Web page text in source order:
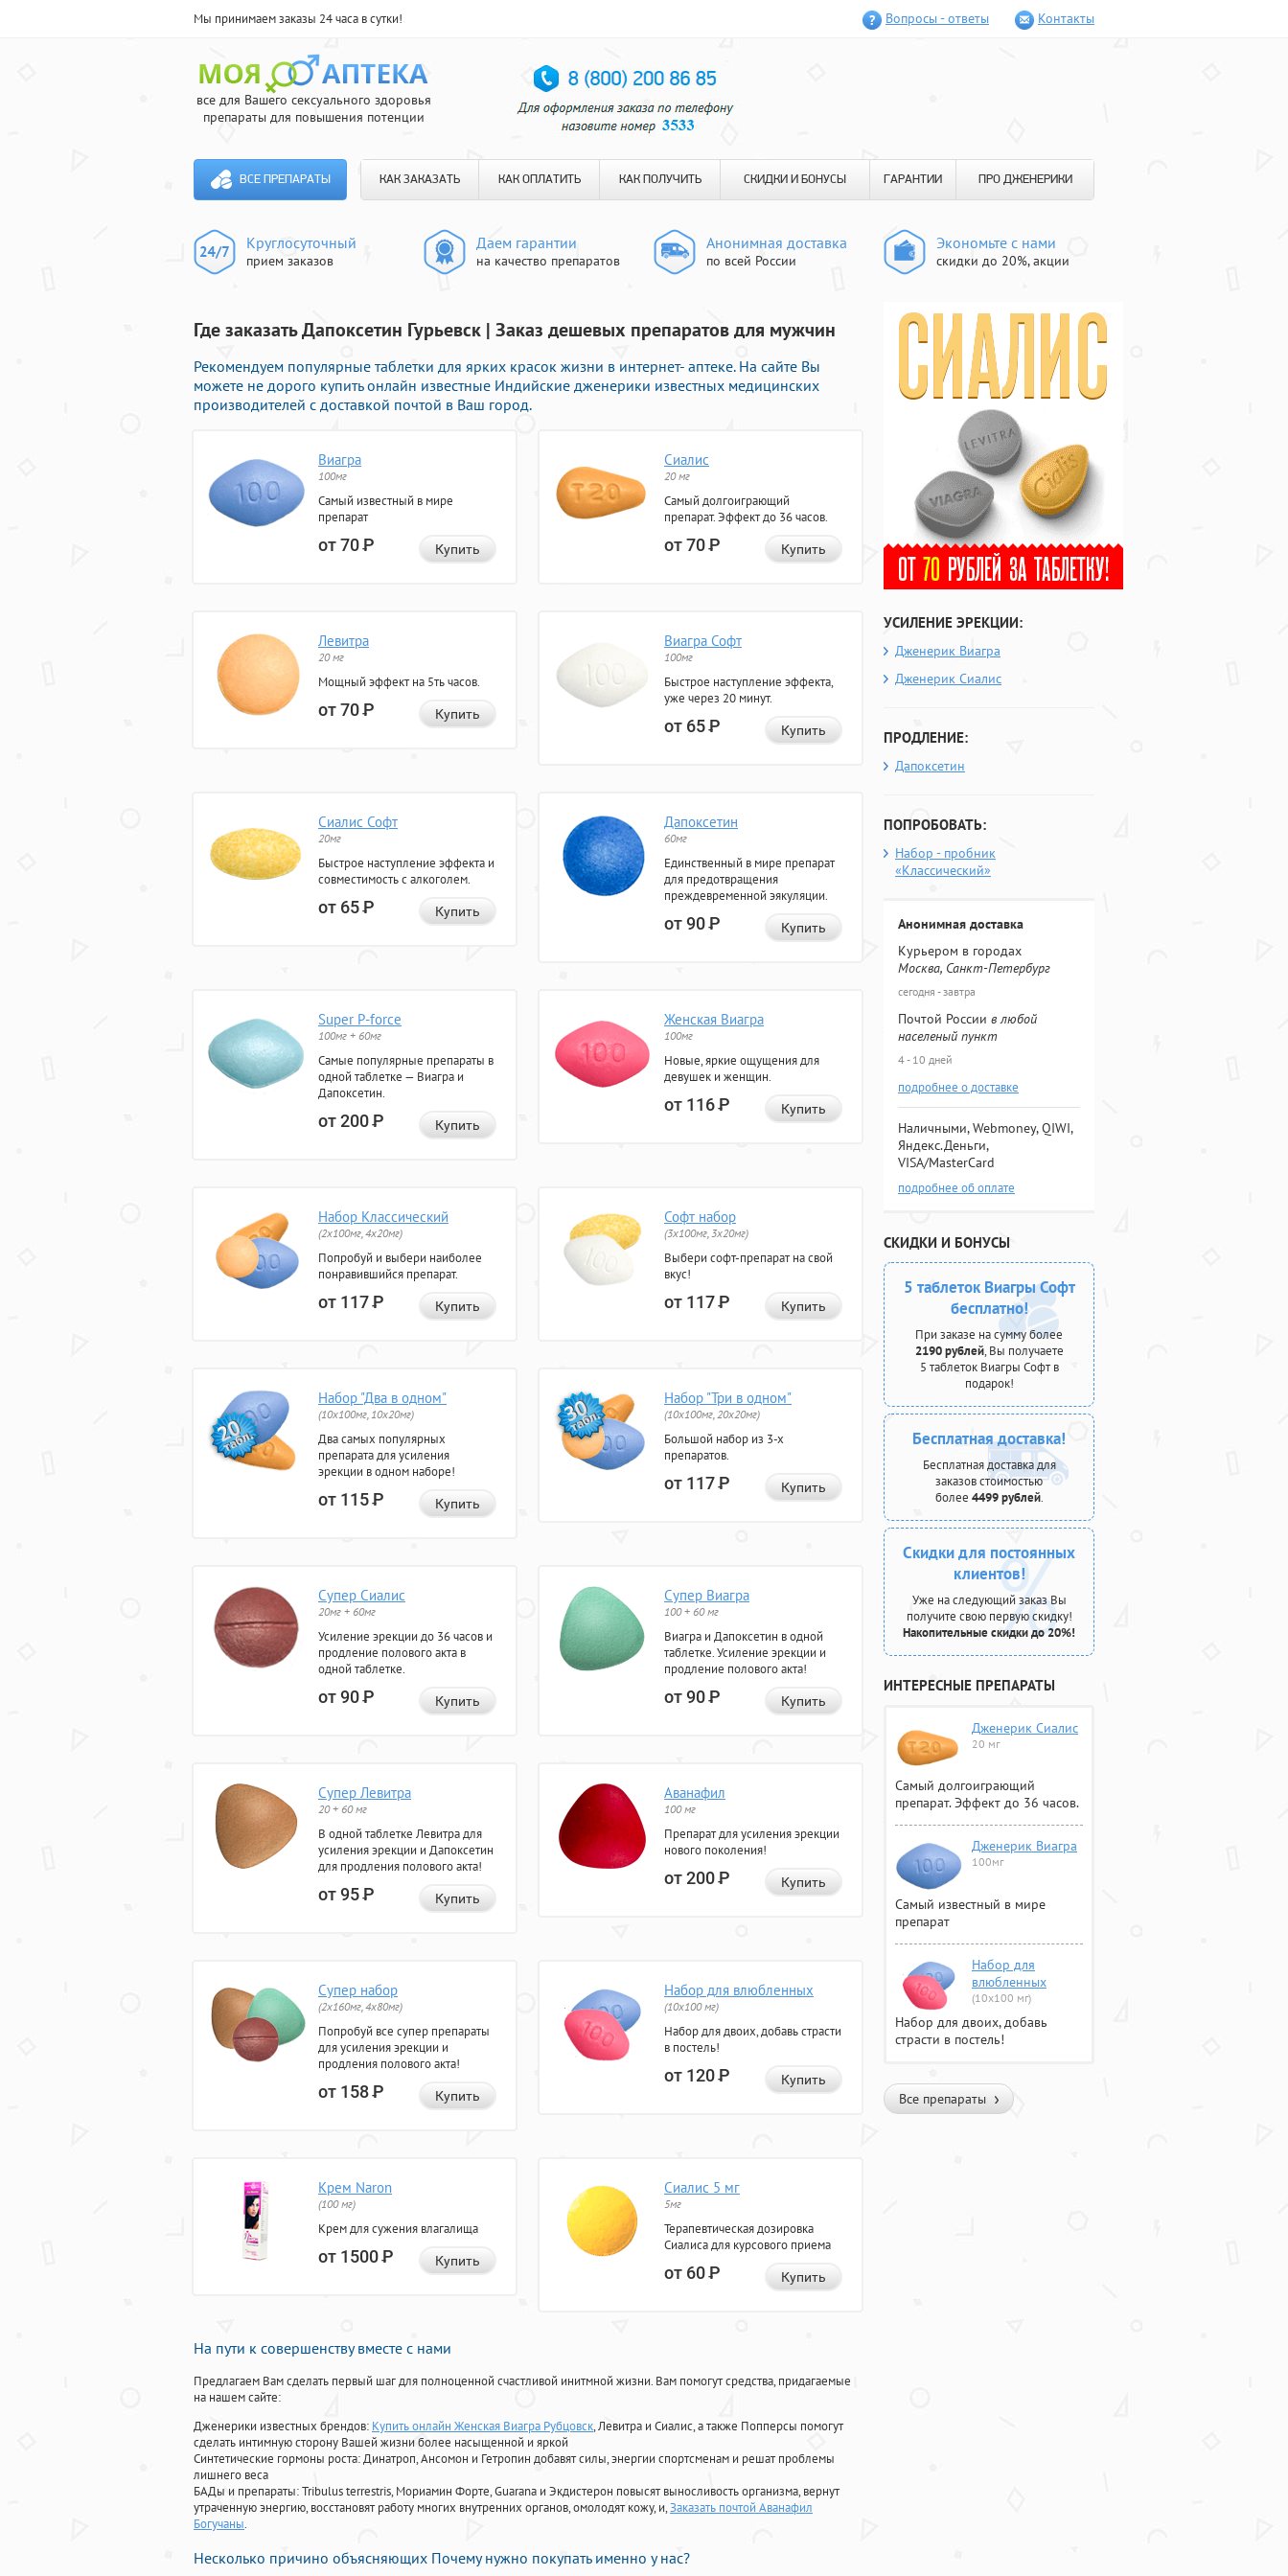
Мы принимаем заказы 24 часа в сутки! Вопросы - ответы Контакты
все для Вашего сексуального здоровья
препараты для повышения потенции
ВСЕ ПРЕПАРАТЫ КАК ЗАКАЗАТЬ КАК ОПЛАТИТЬ КАК ПОЛУЧИТЬ СКИДКИ И БОНУСЫ ГАРАНТИИ ПРО ДЖЕНЕРИКИ
Круглосуточный
прием заказов
Даем гарантии
на качество препаратов
Анонимная доставка
по всей России
Экономьте с нами
скидки до 20%, акции
Где заказать Дапоксетин Гурьевск | Заказ дешевых препаратов для мужчин
Рекомендуем популярные таблетки для ярких красок жизни в интернет- аптеке. На сайте Вы
можете не дорого купить онлайн известные Индийские дженерики известных медицинских
производителей с доставкой почтой в Ваш город.
Виагра
100мг
Самый известный в мире
препарат
от 70Р Купить
Сиалис
20 мг
Самый долгоиграющий
препарат. Эффект до 36 часов.
от 70Р Купить
Левитра
20 мг
Мощный эффект на 5ть часов.
от 70Р Купить
Виагра Софт
100мг
Быстрое наступление эффекта,
уже через 20 минут.
от 65Р Купить
Сиалис Софт
20мг
Быстрое наступление эффекта и
совместимость с алкоголем.
от 65Р Купить
Дапоксетин
60мг
Единственный в мире препарат
для предотвращения
преждевременной эякуляции.
от 90Р Купить
Super P-force
100мг + 60мг
Самые популярные препараты в
одной таблетке — Виагра и
Дапоксетин.
от 200Р Купить
Женская Виагра
100мг
Новые, яркие ощущения для
девушек и женщин.
от 116Р Купить
Набор Классический
(2x100мг, 4x20мг)
Попробуй и выбери наиболее
понравившийся препарат.
от 117Р Купить
Софт набор
(3x100мг, 3x20мг)
Выбери софт-препарат на свой
вкус!
от 117Р Купить
Набор "Два в одном"
(10x100мг, 10x20мг)
Два самых популярных
препарата для усиления
эрекции в одном наборе!
от 115Р Купить
Набор "Три в одном"
(10x100мг, 20x20мг)
Большой набор из 3-х
препаратов.
от 117Р Купить
Супер Сиалис
20мг + 60мг
Усиление эрекции до 36 часов и
продление полового акта в
одной таблетке.
от 90Р Купить
Супер Виагра
100 + 60 мг
Виагра и Дапоксетин в одной
таблетке. Усиление эрекции и
продление полового акта!
от 90Р Купить
Супер Левитра
20 + 60 мг
В одной таблетке Левитра для
усиления эрекции и Дапоксетин
для продления полового акта!
от 95Р Купить
Аванафил
100 мг
Препарат для усиления эрекции
нового поколения!
от 200Р Купить
Супер набор
(2х160мг, 4х80мг)
Попробуй все супер препараты
для усиления эрекции и
продления полового акта!
от 158Р Купить
Набор для влюбленных
(10х100 мг)
Набор для двоих, добавь страсти
в постель!
от 120Р Купить
Крем Naron
(100 мг)
Крем для сужения влагалища
от 1500Р Купить
Сиалис 5 мг
5мг
Терапевтическая дозировка
Сиалиса для курсового приема
от 60Р Купить
На пути к совершенству вместе с нами
Предлагаем Вам сделать первый шаг для полноценной счастливой инитмной жизни. Вам помогут средства, придагаемые
на нашем сайте:
Дженерики известных брендов: Купить онлайн Женская Виагра Рубцовск, Левитра и Сиалис, а также Попперсы помогут
сделать интимную сторону Вашей жизни более насыщенной и яркой
Синтетические гормоны роста: Динатроп, Ансомон и Гетропин добавят силы, энергии спортсменам и решат проблемы
лишнего веса
БАДы и препараты:Tribulus terrestris, Мориамин Форте, Guarana и Экдистерон повысят выносливость организма, вернут
утраченную энергию, восстановят работу многих внутренних органов, омолодят кожу, и,Заказать почтой Аванафил
Богучаны.
Несколько причино объясняющих Почему нужно покупать именно у нас?
УСИЛЕНИЕ ЭРЕКЦИИ:
Дженерик Виагра
Дженерик Сиалис
ПРОДЛЕНИЕ:
Дапоксетин
ПОПРОБОВАТЬ:
Набор - пробник
«Классический»
Анонимная доставка
Курьером в городах
Москва, Санкт-Петербург
сегодня - завтра
Почтой России в любой
населеный пункт
4 - 10 дней
подробнее о доставке
Наличными, Webmoney, QIWI,
Яндекс.Деньги,
VISA/MasterCard
подробнее об оплате
СКИДКИ И БОНУСЫ
5 таблеток Виагры Софт
бесплатно!
При заказе на сумму более
2190 рублей, Вы получаете
5 таблеток Виагры Софт в
подарок!
Бесплатная доставка!
Бесплатная доставка для
заказов стоимостью
более 4499 рублей.
Скидки для постоянных
клиентов!
Уже на следующий заказ Вы
получите свою первую скидку!
Накопительные скидки до 20%!
ИНТЕРЕСНЫЕ ПРЕПАРАТЫ
Дженерик Сиалис
20 мг
Самый долгоиграющий
препарат. Эффект до 36 часов.
Дженерик Виагра
100мг
Самый известный в мире
препарат
Набор для
влюбленных
(10х100 мг)
Набор для двоих, добавь
страсти в постель!
Все препараты